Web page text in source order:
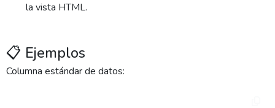
la vista HTML.
📋 Ejemplos
Columna estándar de datos: